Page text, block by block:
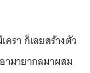
รา ก็เลยสร้างตัว
ามายากลมาผสม